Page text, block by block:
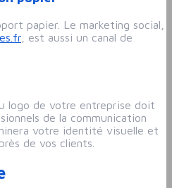
papier. Le marketing social,
, est aussi un canal de
logo de votre entreprise doit
de la communication
votre identité visuelle et
de vos clients.